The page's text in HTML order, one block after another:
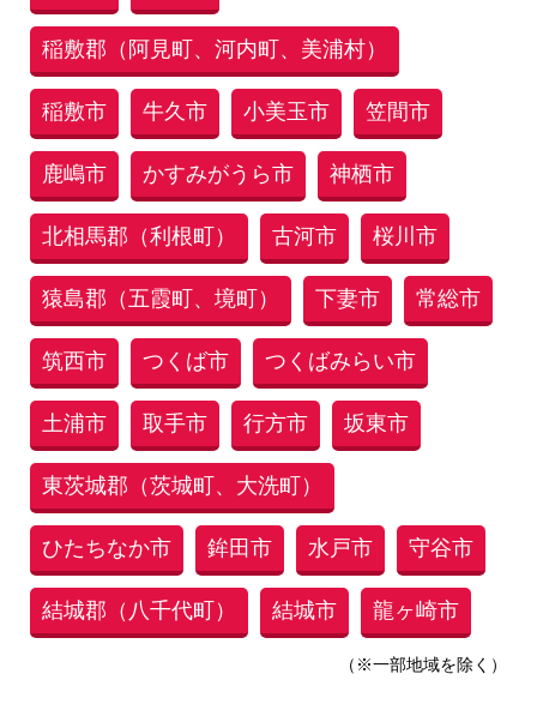
稲敷郡（阿見町、河内町、美浦村）
稲敷市 牛久市 小美玉市 笠間市
鹿嶋市 かすみがうら市 神栖市
北相馬郡（利根町） 古河市 桜川市
猿島郡（五霞町、境町） 下妻市 常総市
筑西市 つくば市 つくばみらい市
土浦市 取手市 行方市 坂東市
東茨城郡（茨城町、大洗町）
ひたちなか市 鉾田市 水戸市 守谷市
結城郡（八千代町） 結城市 龍ヶ崎市
（※一部地域を除く）